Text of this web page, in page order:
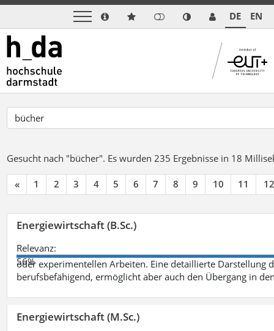
DE EN
Gesucht nach "bücher". Es wurden 235 Ergebnisse in 18
« 1 2 3 4 5 6 7 8 9 10 11 12
Energiewirtschaft (B.Sc.)
Relevanz:
56%
oder experimentellen Arbeiten. Eine detaillierte Darstellung
berufsbefähigend, ermöglicht aber auch den Übergang in
Energiewirtschaft (M.Sc.)